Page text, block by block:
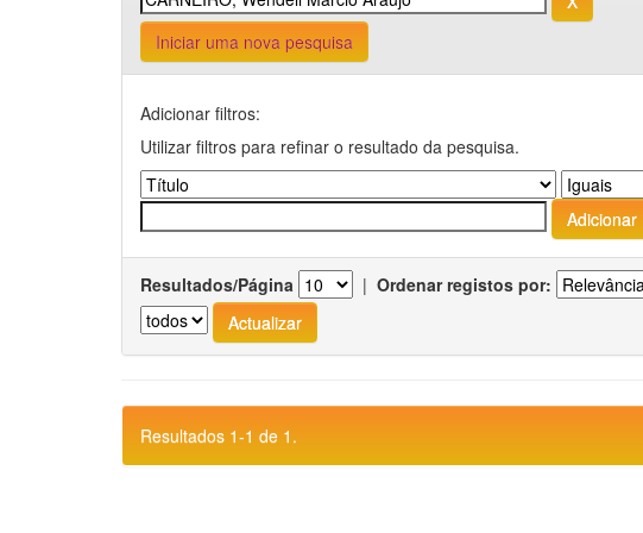
Iniciar uma nova pesquisa
Adicionar filtros:
Utilizar filtros para refinar o resultado da pesquisa.
Resultados/Página | Ordenar registos por:
Resultados 1-1 de 1.